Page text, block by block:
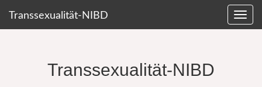
Transsexualität-NIBD
Transsexualität-NIBD